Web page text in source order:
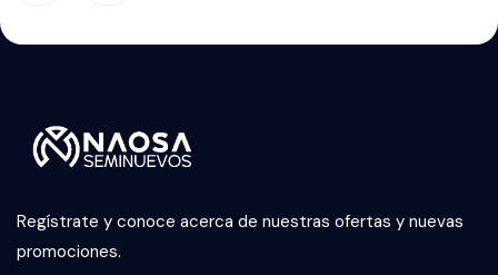
Regístrate y conoce acerca de nuestras ofertas y nuevas
promociones.